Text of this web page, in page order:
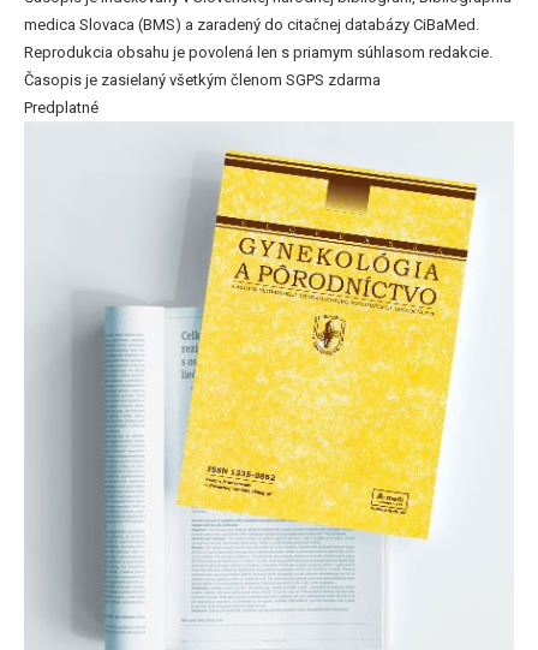
medica Slovaca (BMS) a zaradený do citačnej databázy CiBaMed.
Reprodukcia obsahu je povolená len s priamym súhlasom redakcie.
Časopis je zasielaný všetkým členom SGPS zdarma
Predplatné